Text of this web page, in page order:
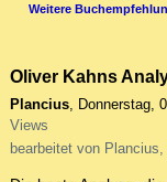
Weitere
Oliver Kahns
Plancius, Donnerstag,
Views
bearbeitet von